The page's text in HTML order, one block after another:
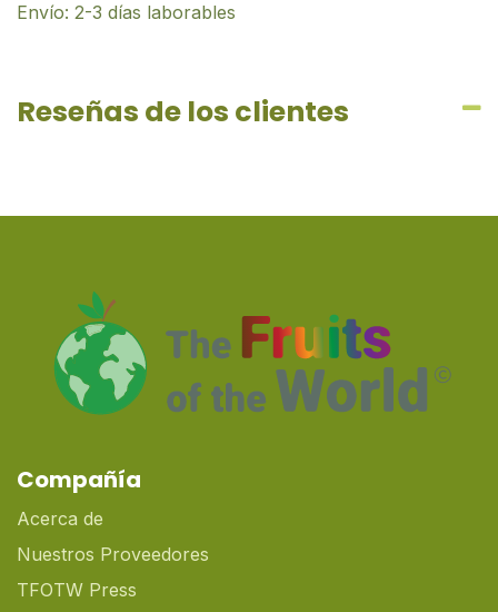
Envío: 2-3 días laborables
Reseñas de los clientes
Compañía
Acerca de
Nuestros Proveedores
TFOTW Press